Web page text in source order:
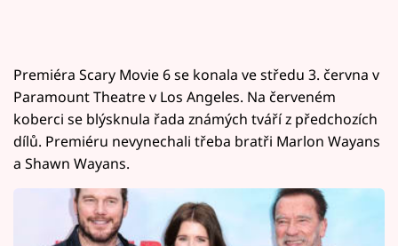
Premiéra Scary Movie 6 se konala ve středu 3. června v
Paramount Theatre v Los Angeles. Na červeném
koberci se blýsknula řada známých tváří z předchozích
dílů. Premiéru nevynechali třeba bratři Marlon Wayans
a Shawn Wayans.